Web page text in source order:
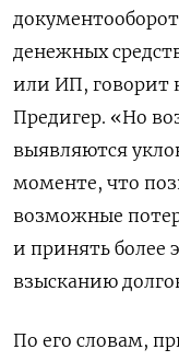
денежных
или ИП, говорит
Предигер. «Но
выявляются
моменте, что
возможные
и принять
взысканию
По его словам,